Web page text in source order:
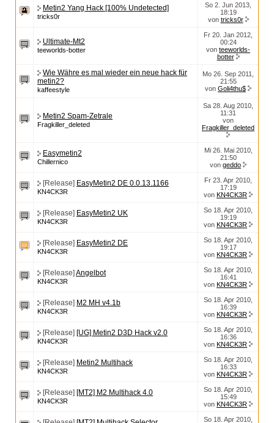
Metin2 Yang Hack [100% Undetected]
tricks0r
So 2. Jun 2013,
18:19
von tricks0r
Ultimate-Mt2
teeworlds-botter
Fr 20. Jan 2012,
00:24
von teeworlds-
botter
Wie Währe es mal wieder ein neue hack für
metin2?
kaffeestyle
Mo 26. Sep 2011,
21:55
von Goli4thu$
Metin2 Spam-Zetrale
Fragkiller_deleted
Sa 28. Aug 2010,
11:31
von
Fragkiller_deleted
Easymetin2
Chillernico
Mi 26. Mai 2010,
21:50
von geddo
[Release] EasyMetin2 DE 0.0.13.1166
KN4CK3R
Fr 23. Apr 2010,
17:19
von KN4CK3R
[Release] EasyMetin2 UK
KN4CK3R
So 18. Apr 2010,
19:19
von KN4CK3R
[Release] EasyMetin2 DE
KN4CK3R
So 18. Apr 2010,
19:17
von KN4CK3R
[Release] Angelbot
KN4CK3R
So 18. Apr 2010,
16:41
von KN4CK3R
[Release] M2 MH v4.1b
KN4CK3R
So 18. Apr 2010,
16:39
von KN4CK3R
[Release] [UG] Metin2 D3D Hack v2.0
KN4CK3R
So 18. Apr 2010,
16:36
von KN4CK3R
[Release] Metin2 Multihack
KN4CK3R
So 18. Apr 2010,
16:33
von KN4CK3R
[Release] [MT2] M2 Multihack 4.0
KN4CK3R
So 18. Apr 2010,
15:49
von KN4CK3R
So 18. Apr 2010,